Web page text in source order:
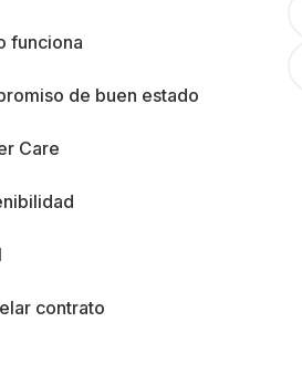
funciona
de buen estado
Care
contrato